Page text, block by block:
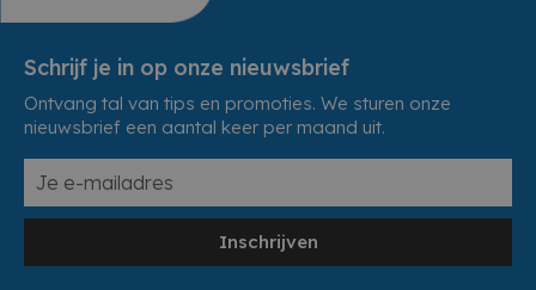
Schrijf je in op onze nieuwsbrief
Ontvang tal van tips en promoties. We sturen onze
nieuwsbrief een aantal keer per maand uit.
Inschrijven